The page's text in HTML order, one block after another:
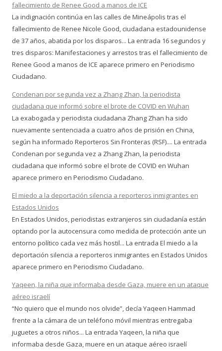
fallecimiento de Renee Good a manos de ICE
La indignación continúa en las calles de Mineápolis tras el
fallecimiento de Renee Nicole Good, ciudadana estadounidense
de 37 años, abatida por los disparos... La entrada 16 segundos y
tres disparos: Manifestaciones y arrestos tras el fallecimiento de
Renee Good a manos de ICE aparece primero en Periodismo
Ciudadano.
Condenan por segunda vez a Zhang Zhan, la periodista
ciudadana que informó sobre el brote de COVID en Wuhan
La exabogada y periodista ciudadana Zhang Zhan ha sido
nuevamente sentenciada a cuatro años de prisión en China,
según ha informado Reporteros Sin Fronteras (RSF).... La entrada
Condenan por segunda vez a Zhang Zhan, la periodista
ciudadana que informó sobre el brote de COVID en Wuhan
aparece primero en Periodismo Ciudadano.
El miedo a la deportación silencia a reporteros inmigrantes en
Estados Unidos
En Estados Unidos, periodistas extranjeros sin ciudadanía están
optando por la autocensura como medida de protección ante un
entorno político cada vez más hostil... La entrada El miedo a la
deportación silencia a reporteros inmigrantes en Estados Unidos
aparece primero en Periodismo Ciudadano.
Yaqeen, la niña que informaba desde Gaza, muere en un ataque
aéreo israelí
“No quiero que el mundo nos olvide”, decía Yaqeen Hammad
frente a la cámara de un teléfono móvil mientras entregaba
juguetes a otros niños... La entrada Yaqeen, la niña que
informaba desde Gaza, muere en un ataque aéreo israelí